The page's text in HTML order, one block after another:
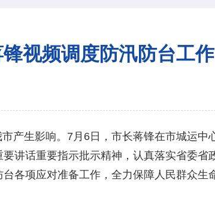
视频调度防汛防台工作
产生影响。7月6日，市长蒋锋在市城运中
讲话重要指示批示精神，认真落实省委
各项应对准备工作，全力保障人民群众生